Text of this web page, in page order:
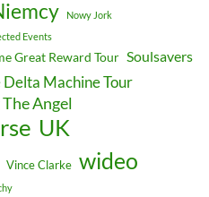
Nowy Jork
Events
Great Reward Tour Soulsavers
Delta Machine Tour
Angel
UK
Vince Clarke wideo